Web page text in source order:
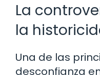
La
la
Una de las
desconfianza